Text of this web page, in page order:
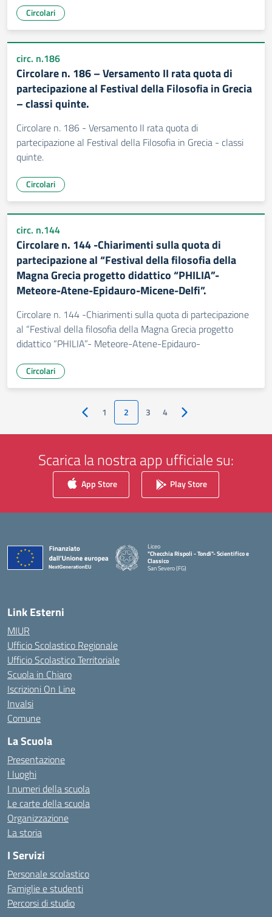
Circolari
circ. n.186
Circolare n. 186 – Versamento II rata quota di
partecipazione al Festival della Filosofia in Grecia
– classi quinte.
Circolare n. 186 - Versamento II rata quota di
partecipazione al Festival della Filosofia in Grecia - classi
quinte.
Circolari
circ. n.144
Circolare n. 144 -Chiarimenti sulla quota di
partecipazione al “Festival della filosofia della
Magna Grecia progetto didattico “PHILIA”-
Meteore-Atene-Epidauro-Micene-Delfi”.
Circolare n. 144 -Chiarimenti sulla quota di partecipazione
al “Festival della filosofia della Magna Grecia progetto
didattico “PHILIA”- Meteore-Atene-Epidauro-
Circolari
Pagina precedente
1 2 3 4 Pagina successiva
Scarica la nostra app ufficiale su:
App Store Play Store
Liceo
"Checchia Rispoli - Tondi"- Scientifico e
Classico
San Severo (FG)
Link Esterni
MIUR
Ufficio Scolastico Regionale
Ufficio Scolastico Territoriale
Scuola in Chiaro
Iscrizioni On Line
Invalsi
Comune
La Scuola
Presentazione
I luoghi
I numeri della scuola
Le carte della scuola
Organizzazione
La storia
I Servizi
Personale scolastico
Famiglie e studenti
Percorsi di studio